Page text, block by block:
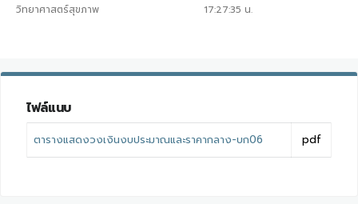
วิทยาศาสตร์สุขภาพ
17:27:35 น.
ไฟล์แนบ
ตารางแสดงวงเงินงบประมาณและราคากลาง-บก06 pdf